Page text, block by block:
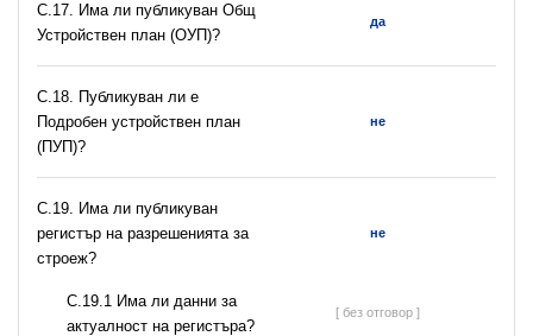
С.17. Има ли публикуван Общ
Устройствен план (ОУП)?
да
С.18. Публикуван ли е
Подробен устройствен план
(ПУП)?
не
С.19. Има ли публикуван
регистър на разрешeнията за
строеж?
не
С.19.1 Има ли данни за
актуалност на регистъра?
[ без отговор ]